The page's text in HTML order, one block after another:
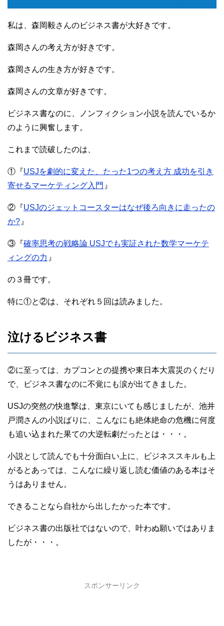
私は、森岡毅さんのビジネス書が大好きです。
森岡さんの考え方が好きです。
森岡さんの生き方が好きです。
森岡さんの文章が好きです。
ビジネス書なのに、ノンフィクション小説を読んでいるか
のように興奮します。
これまで読破したのは、
①『USJを劇的に変えた、たった1つの考え方 成功を引き
寄せるマーケティング入門 』
②『USJのジェットコースターはなぜ後ろ向きに走ったの
か? 』
③『確率思考の戦略論 USJでも実証された数学マーケテ
ィングの力 』
の３冊です。
特に①と②は、それぞれ５回は読みました。
泣けるビジネス書
②に至っては、カプコンとの提携や東日本大震災のくだり
で、ビジネス書なのに不覚にも涙が出てきました。
USJの突然の快進撃は、東京にいても感じましたが、池井
戸潤さんの小説ばりに、こんなにも絶体絶命の危機に何度
も追い込まれた果ての大逆転劇だったとは・・・。
小説として読んでも十分面白い上に、ビジネススキルも上
がるとあっては、こんなに繰り返し読む価値のある本はそ
うはありません。
できることなら自社から出したかった本です。
ビジネス書の出版社ではないので、叶わぬ願いではありま
したが・・・。
スポンサーリンク